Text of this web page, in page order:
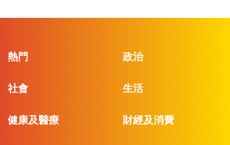
熱門 政治
社會 生活
健康及醫療 財經及消費